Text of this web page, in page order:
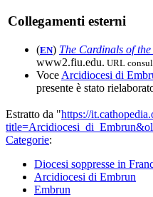
Collegamenti esterni
(EN) The Cardinals of
www2.fiu.edu. URL
VoceArcidiocesi di
presente è stato
Estratto da "https://
Categorie:
Diocesi soppresse in
Arcidiocesi di Embrun
Embrun